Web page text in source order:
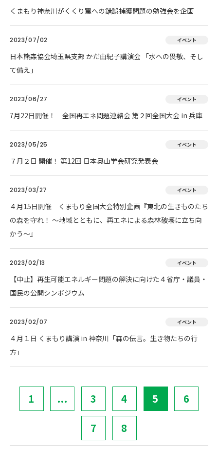
くまもり神奈川がくくり罠への錯誤捕獲問題の勉強会を企画
2023/07/02 イベント
日本熊森協会埼玉県支部 かだ由紀子講演会 「水への畏敬、そし
て備え」
2023/06/27 イベント
7月22日開催！ 全国再エネ問題連絡会 第２回全国大会 in 兵庫
2023/05/25 イベント
７月２日 開催！ 第12回 日本奥山学会研究発表会
2023/03/27 イベント
４月15日開催 くまもり全国大会特別企画『東北の生きものたち
の森を守れ！ 〜地域とともに、再エネによる森林破壊に立ち向
かう〜』
2023/02/13 イベント
【中止】再生可能エネルギー問題の解決に向けた４省庁・議員・
国民の公開シンポジウム
2023/02/07 イベント
４月１日 くまもり講演 in 神奈川「森の伝言。生き物たちの行
方」
1 ... 3 4 5 6
7 8